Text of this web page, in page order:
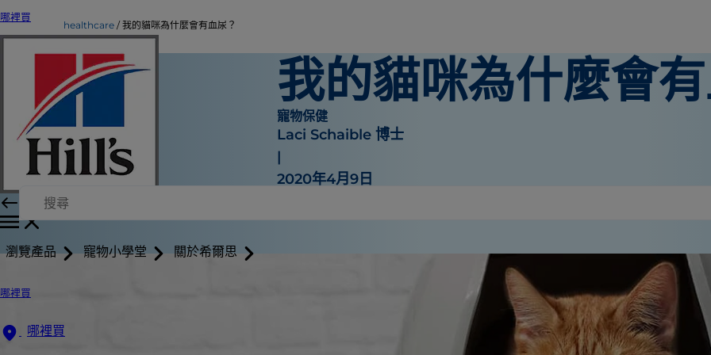
哪裡買
瀏覽產品 寵物小學堂 關於希爾思
哪裡買
哪裡買
healthcare 我的貓咪為什麼會有血尿？
我的貓咪為什麼會
寵物保健
Laci Schaible 博士
|
2020年4月9日